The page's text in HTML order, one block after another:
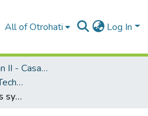
All of Otrohati Log In
Université Hassan II - Casablanca
CEDoc en Sciences et Techniques et Sciences Médicales (CED -STSM)
Analyse et contrôle des systèmes distribués